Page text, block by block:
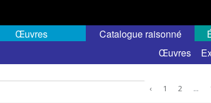
Œuvres
Catalogue raisonné
Œuvres
‹ 1 2 ...